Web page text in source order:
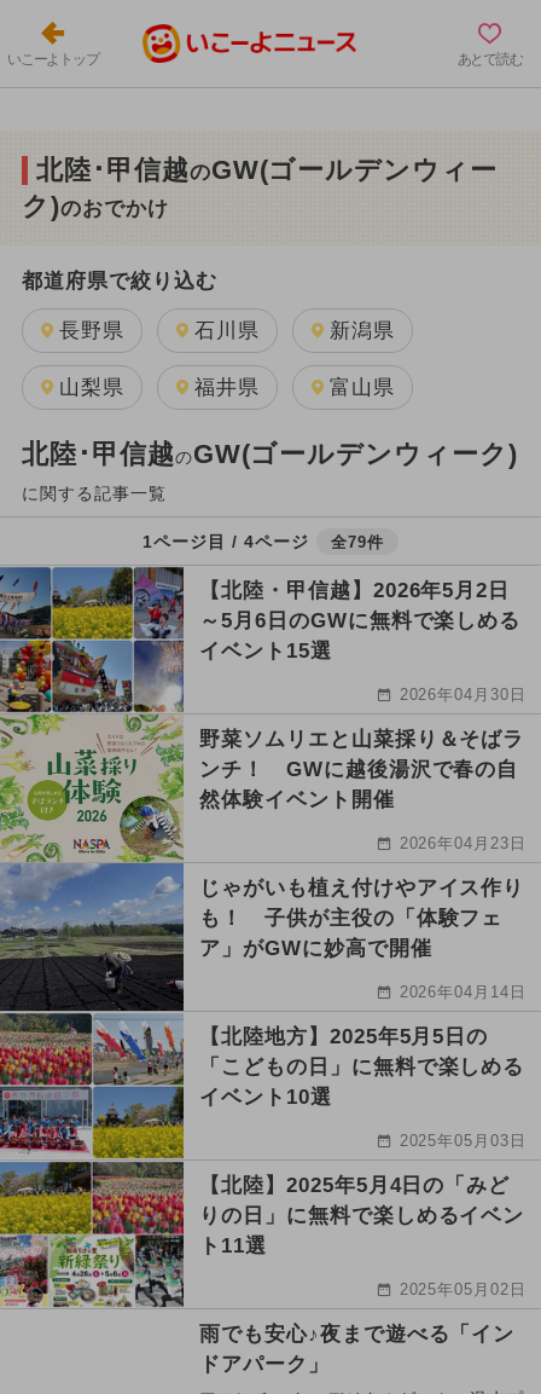
いこーよトップ あとで読む
北陸･甲信越のGW(ゴールデンウィー
ク)のおでかけ
都道府県で絞り込む
長野県 石川県 新潟県
山梨県 福井県 富山県
北陸･甲信越のGW(ゴールデンウィーク)
に関する記事一覧
1ページ目 / 4ページ 全79件
【北陸・甲信越】2026年5月2日
～5月6日のGWに無料で楽しめる
イベント15選
2026年04月30日
野菜ソムリエと山菜採り＆そばラ
ンチ！ GWに越後湯沢で春の自
然体験イベント開催
2026年04月23日
じゃがいも植え付けやアイス作り
も！ 子供が主役の「体験フェ
ア」がGWに妙高で開催
2026年04月14日
【北陸地方】2025年5月5日の
「こどもの日」に無料で楽しめる
イベント10選
2025年05月03日
【北陸】2025年5月4日の「みど
りの日」に無料で楽しめるイベン
ト11選
2025年05月02日
雨でも安心♪夜まで遊べる「イン
ドアパーク」